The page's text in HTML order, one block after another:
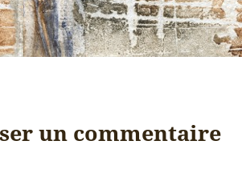
un commentaire